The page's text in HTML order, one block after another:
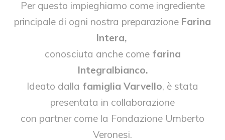
Per questo impieghiamo come ingrediente
principale di ogni nostra preparazione Farina
Intera,
conosciuta anche come farina
Integralbianco.
Ideato dalla famiglia Varvello, è stata
presentata in collaborazione
con partner come la Fondazione Umberto
Veronesi.